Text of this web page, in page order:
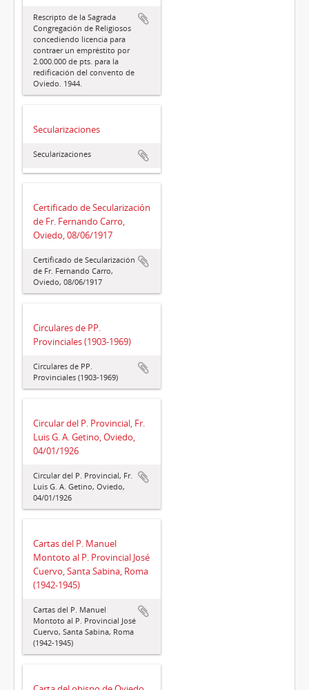
Rescripto de la Sagrada
Congregación de Religiosos
concediendo licencia para
contraer un empréstito por
2.000.000 de pts. para la
redificación del convento de
Oviedo. 1944.
Secularizaciones
Secularizaciones
Certificado de Secularización
de Fr. Fernando Carro,
Oviedo, 08/06/1917
Certificado de Secularización
de Fr. Fernando Carro,
Oviedo, 08/06/1917
Circulares de PP.
Provinciales (1903-1969)
Circulares de PP.
Provinciales (1903-1969)
Circular del P. Provincial, Fr.
Luis G. A. Getino, Oviedo,
04/01/1926
Circular del P. Provincial, Fr.
Luis G. A. Getino, Oviedo,
04/01/1926
Cartas del P. Manuel
Montoto al P. Provincial José
Cuervo, Santa Sabina, Roma
(1942-1945)
Cartas del P. Manuel
Montoto al P. Provincial José
Cuervo, Santa Sabina, Roma
(1942-1945)